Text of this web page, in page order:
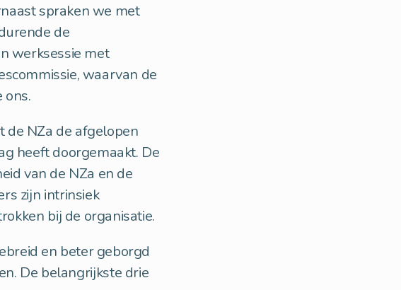
spraken we met
de
werksessie met
waarvan de
ons.
de NZa de afgelopen
heeft doorgemaakt. De
van de NZa en de
zijn intrinsiek
bij de organisatie.
en beter geborgd
De belangrijkste drie